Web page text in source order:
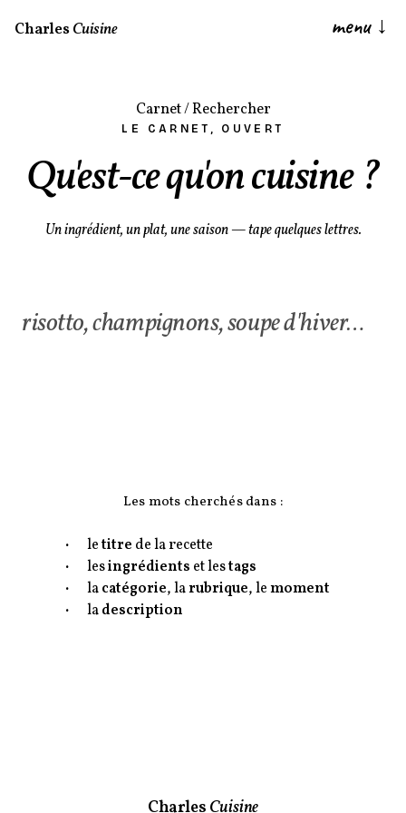
CharlesCuisine menu ↓
Carnet/Rechercher
LE CARNET, OUVERT
Qu'est-ce qu'on cuisine ?
Un ingrédient, un plat, une saison — tape quelques lettres.
Rechercher
Les mots cherchés dans :
letitre de la recette
lesingrédients et lestags
lacatégorie, larubrique, lemoment
ladescription
Charles Cuisine